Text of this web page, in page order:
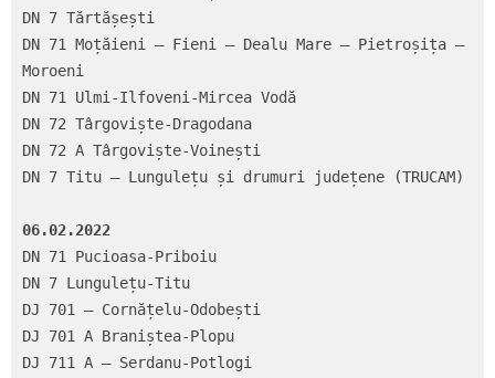
DN 7 Tărtășești
DN 71 Moțăieni – Fieni – Dealu Mare – Pietroșița –
Moroeni
DN 71 Ulmi-Ilfoveni-Mircea Vodă
DN 72 Târgoviște-Dragodana
DN 72 A Târgoviște-Voinești
DN 7 Titu – Lungulețu și drumuri județene (TRUCAM)
06.02.2022
DN 71 Pucioasa-Priboiu
DN 7 Lungulețu-Titu
DJ 701 – Cornățelu-Odobești
DJ 701 A Braniștea-Plopu
DJ 711 A – Serdanu-Potlogi